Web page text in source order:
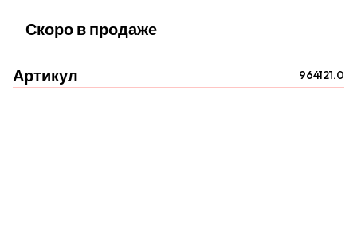
Скоро в продаже
Артикул 964121.0